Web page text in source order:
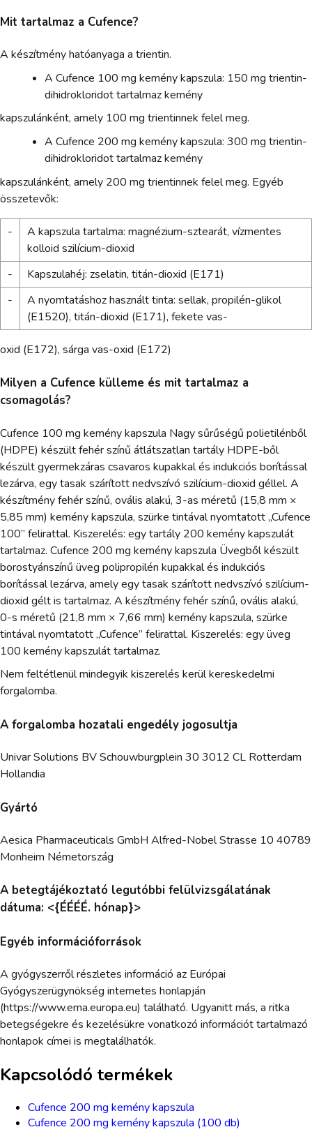
Mit tartalmaz a Cufence?
A készítmény hatóanyaga a trientin.
A Cufence 100 mg kemény kapszula: 150 mg trientin-
dihidrokloridot tartalmaz kemény
kapszulánként, amely 100 mg trientinnek felel meg.
A Cufence 200 mg kemény kapszula: 300 mg trientin-
dihidrokloridot tartalmaz kemény
kapszulánként, amely 200 mg trientinnek felel meg. Egyéb
összetevők:
-
A kapszula tartalma: magnézium-sztearát, vízmentes
kolloid szilícium-dioxid
-
Kapszulahéj: zselatin, titán-dioxid (E171)
-
A nyomtatáshoz használt tinta: sellak, propilén-glikol
(E1520), titán-dioxid (E171), fekete vas-
oxid (E172), sárga vas-oxid (E172)
Milyen a Cufence külleme és mit tartalmaz a
csomagolás?
Cufence 100 mg kemény kapszula Nagy sűrűségű polietilénből
(HDPE) készült fehér színű átlátszatlan tartály HDPE-ből
készült gyermekzáras csavaros kupakkal és indukciós borítással
lezárva, egy tasak szárított nedvszívó szilícium-dioxid géllel. A
készítmény fehér színű, ovális alakú, 3-as méretű (15,8 mm ×
5,85 mm) kemény kapszula, szürke tintával nyomtatott „Cufence
100” felirattal. Kiszerelés: egy tartály 200 kemény kapszulát
tartalmaz. Cufence 200 mg kemény kapszula Üvegből készült
borostyánszínű üveg polipropilén kupakkal és indukciós
borítással lezárva, amely egy tasak szárított nedvszívó szilícium-
dioxid gélt is tartalmaz. A készítmény fehér színű, ovális alakú,
0-s méretű (21,8 mm × 7,66 mm) kemény kapszula, szürke
tintával nyomtatott „Cufence” felirattal. Kiszerelés: egy üveg
100 kemény kapszulát tartalmaz.
Nem feltétlenül mindegyik kiszerelés kerül kereskedelmi
forgalomba.
A forgalomba hozatali engedély jogosultja
Univar Solutions BV Schouwburgplein 30 3012 CL Rotterdam
Hollandia
Gyártó
Aesica Pharmaceuticals GmbH Alfred-Nobel Strasse 10 40789
Monheim Németország
A betegtájékoztató legutóbbi felülvizsgálatának
dátuma: <{ÉÉÉÉ. hónap}>
Egyéb információforrások
A gyógyszerről részletes információ az Európai
Gyógyszerügynökség internetes honlapján
(https://www.ema.europa.eu) található. Ugyanitt más, a ritka
betegségekre és kezelésükre vonatkozó információt tartalmazó
honlapok címei is megtalálhatók.
Kapcsolódó termékek
Cufence 200 mg kemény kapszula
Cufence 200 mg kemény kapszula (100 db)